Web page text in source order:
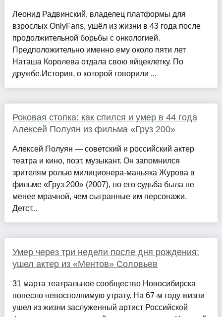
Леонид Радвинский, владелец платформы для
взрослых OnlyFans, ушёл из жизни в 43 года после
продолжительной борьбы с онкологией.
Предположительно именно ему около пяти лет
Наташа Королева отдала свою яйцеклетку. По
дружбе.История, о которой говорили ...
Роковая стопка: как спился и умер в 44 года
Алексей Полуян из фильма «Груз 200»
Алексей Полуян — советский и российский актер
театра и кино, поэт, музыкант. Он запомнился
зрителям ролью милиционера-маньяка Журова в
фильме «Груз 200» (2007), но его судьба была не
менее мрачной, чем сыгранные им персонажи.
Детст...
Умер через три недели после дня рождения:
ушел актер из «Ментов» Соловьев
31 марта театральное сообщество Новосибирска
понесло невосполнимую утрату. На 67-м году жизни
ушел из жизни заслуженный артист Российской